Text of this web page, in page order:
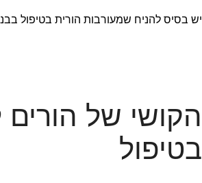
יש בסיס להניח שמעורבות הורית בטיפול
הקושי של
בטיפול